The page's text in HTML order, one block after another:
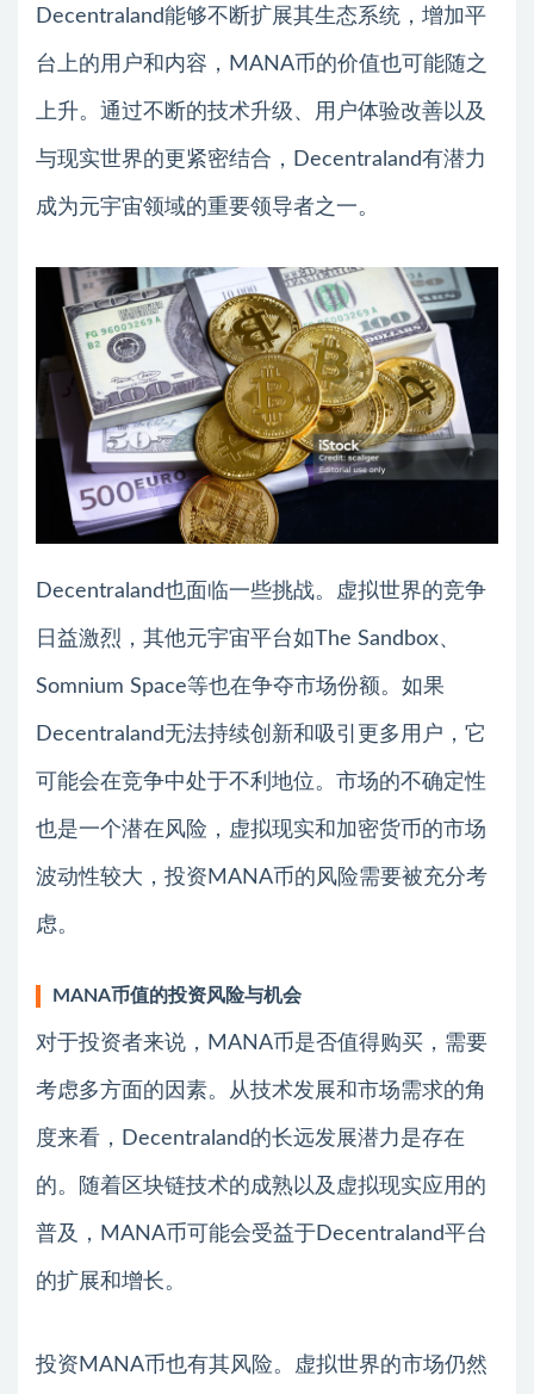
Decentraland能够不断扩展其生态系统，增加平
台上的用户和内容，MANA币的价值也可能随之
上升。通过不断的技术升级、用户体验改善以及
与现实世界的更紧密结合，Decentraland有潜力
成为元宇宙领域的重要领导者之一。
Decentraland也面临一些挑战。虚拟世界的竞争
日益激烈，其他元宇宙平台如The Sandbox、
Somnium Space等也在争夺市场份额。如果
Decentraland无法持续创新和吸引更多用户，它
可能会在竞争中处于不利地位。市场的不确定性
也是一个潜在风险，虚拟现实和加密货币的市场
波动性较大，投资MANA币的风险需要被充分考
虑。
MANA币值的投资风险与机会
对于投资者来说，MANA币是否值得购买，需要
考虑多方面的因素。从技术发展和市场需求的角
度来看，Decentraland的长远发展潜力是存在
的。随着区块链技术的成熟以及虚拟现实应用的
普及，MANA币可能会受益于Decentraland平台
的扩展和增长。
投资MANA币也有其风险。虚拟世界的市场仍然